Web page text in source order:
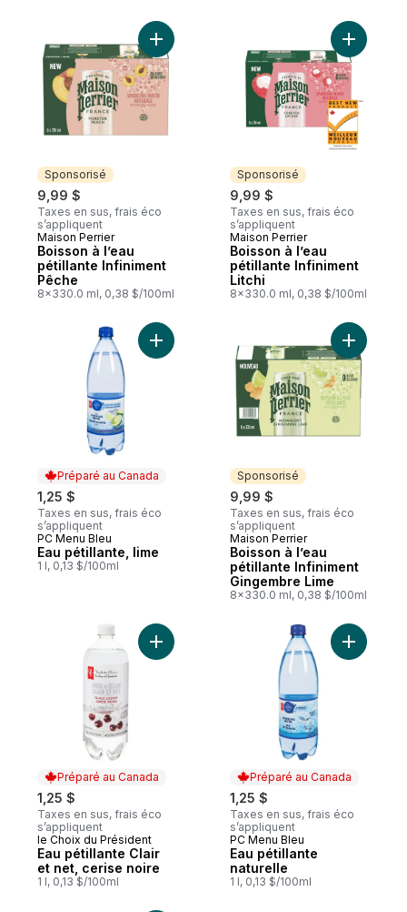
Sponsorisé
9,99 $
Taxes en sus, frais éco
s’appliquent
Sponsorisé
Maison Perrier
Boisson à l’eau
pétillante Infiniment
Pêche
8x330.0 ml, 0,38 $/100ml
Ajouter Boisson à l’eau pétillante
Sponsorisé
9,99 $
Taxes en sus, frais éco
s’appliquent
Sponsorisé
Maison Perrier
Boisson à l’eau
pétillante Infiniment
Litchi
8x330.0 ml, 0,38 $/100ml
Ajouter
Préparé au Canada
1,25 $
Taxes en sus, frais éco
s’appliquent
Préparé au Canada
PC Menu Bleu
Eau pétillante, lime
1 l, 0,13 $/100ml
Ajouter Eau pétillante, lime au panier
Sponsorisé
9,99 $
Taxes en sus, frais éco
s’appliquent
Sponsorisé
Maison Perrier
Boisson à l’eau
pétillante Infiniment
Gingembre Lime
8x330.0 ml, 0,38 $/100ml
Ajouter
Préparé au Canada
1,25 $
Taxes en sus, frais éco
s’appliquent
Préparé au Canada
le Choix du Président
Eau pétillante Clair
et net, cerise noire
1 l, 0,13 $/100ml
Ajouter Eau pétillante Clair et net, cerise
Préparé au Canada
1,25 $
Taxes en sus, frais éco
s’appliquent
Préparé au Canada
PC Menu Bleu
Eau pétillante
naturelle
1 l, 0,13 $/100ml
Ajouter